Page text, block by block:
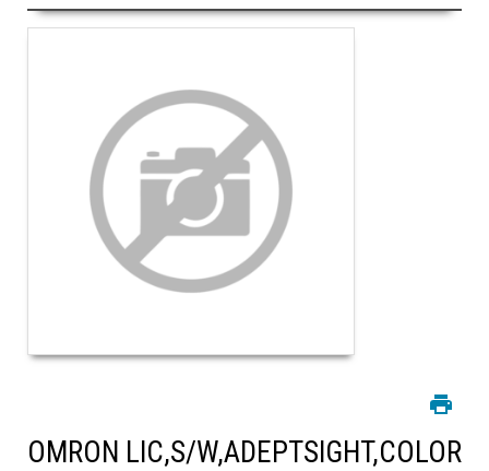
OMRON LIC,S/W,ADEPTSIGHT,COLOR